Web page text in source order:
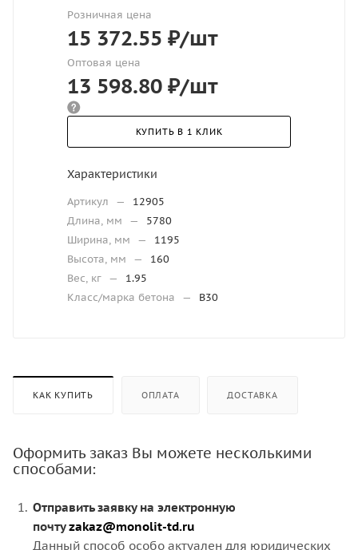
Розничная цена
15 372.55 ₽/шт
Оптовая цена
13 598.80 ₽/шт
КУПИТЬ В 1 КЛИК
Характеристики
Артикул —
12905
Длина, мм
—
5780
Ширина, мм
—
1195
Высота, мм
—
160
Вес, кг —
1.95
Класс/марка бетона
— В30
КАК КУПИТЬ ОПЛАТА ДОСТАВКА
Оформить заказ Вы можете несколькими
способами:
Отправить заявку на электронную
почтуzakaz@monolit-td.ru
Данный способ особо актуален для юридических